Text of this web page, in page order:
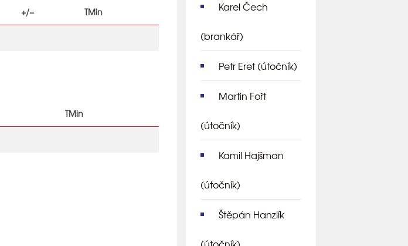
+/− TMin
TMin
Karel Čech
(brankář)
Petr Eret(útočník)
Martin Fořt
(útočník)
Kamil Hajšman
(útočník)
Štěpán Hanzlík